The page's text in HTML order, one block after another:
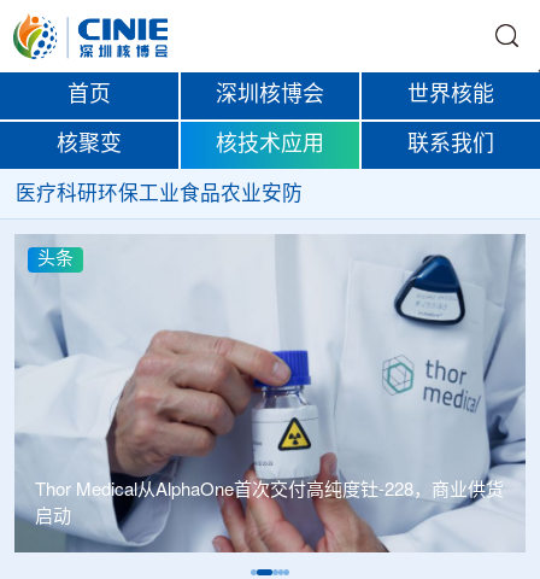
首页 深圳核博会 世界核能
核聚变 核技术应用 联系我们
医疗科研环保工业食品农业安防
头条
中广核达胜携手浙江嘉广束 打造国内首套全自主电子束固
化卷钢涂装产业链